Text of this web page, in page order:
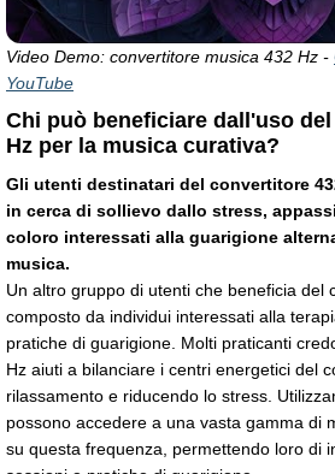
Video Demo: convertitore musica 432 Hz -
YouTube
Chi può beneficiare dall'uso
Hz per la musica curativa?
Gli utenti destinatari del convertitore
in cerca di sollievo dallo stress,
coloro interessati alla guarigione
musica.
Un altro gruppo di utenti che beneficia del
composto da individui interessati alla
pratiche di guarigione. Molti praticanti
Hz aiuti a bilanciare i centri energetici del
rilassamento e riducendo lo stress.
possono accedere a una vasta gamma di
su questa frequenza, permettendo loro di